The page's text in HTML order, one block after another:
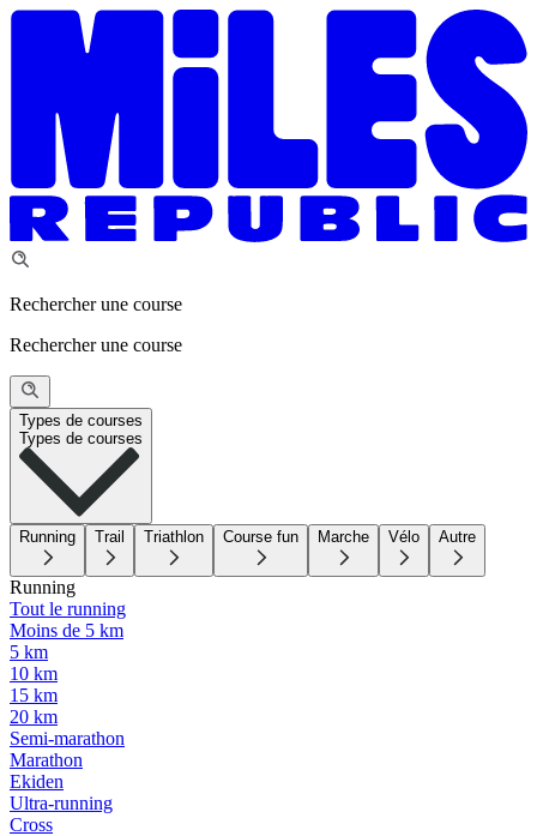
Rechercher une course
Rechercher une course
Types de courses
Types de courses
Running Trail Triathlon Course fun Marche Vélo Autre
Running
Tout le running
Moins de 5 km
5 km
10 km
15 km
20 km
Semi-marathon
Marathon
Ekiden
Ultra-running
Cross